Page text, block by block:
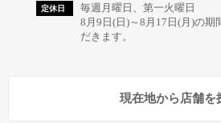
定休日
毎週月曜日、第一火曜日
8月9日(日)～8月17日(月)の期
だきます。
現在地から店舗を